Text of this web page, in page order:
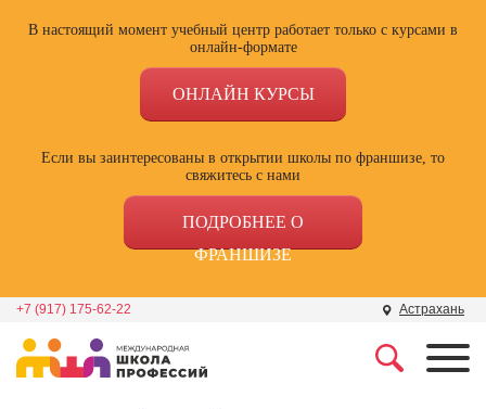
В настоящий момент учебный центр работает только с курсами в
онлайн-формате
ОНЛАЙН КУРСЫ
Если вы заинтересованы в открытии школы по франшизе, то
свяжитесь с нами
ПОДРОБНЕЕ О
ФРАНШИЗЕ
+7 (917) 175-62-22 Астрахань